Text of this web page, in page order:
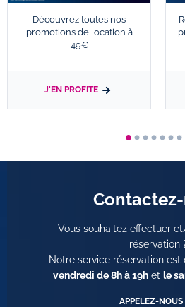
Découvrez toutes nos
promotions de location à
49€
J'EN PROFITE
Vous souhaitez effectuer
réservation
Notre service réservation est
vendredi de 8h à 19het le
APPELEZ-NOUS